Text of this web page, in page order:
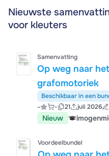
Nieuwste
voor kleuters
Samenvatting
Op weg naar
grafomotoriek
Beschikbaar in een
- - 21 juli 2026
Nieuw
Voordeelbundel